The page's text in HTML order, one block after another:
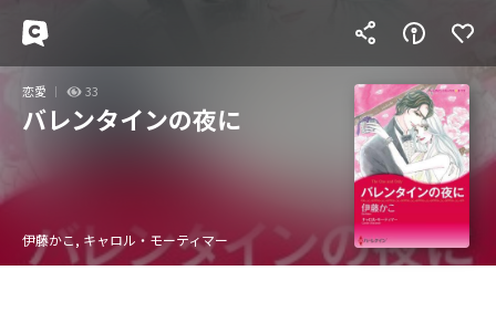
恋愛 33
バレンタインの夜に
伊藤かこ, キャロル・モーティマー